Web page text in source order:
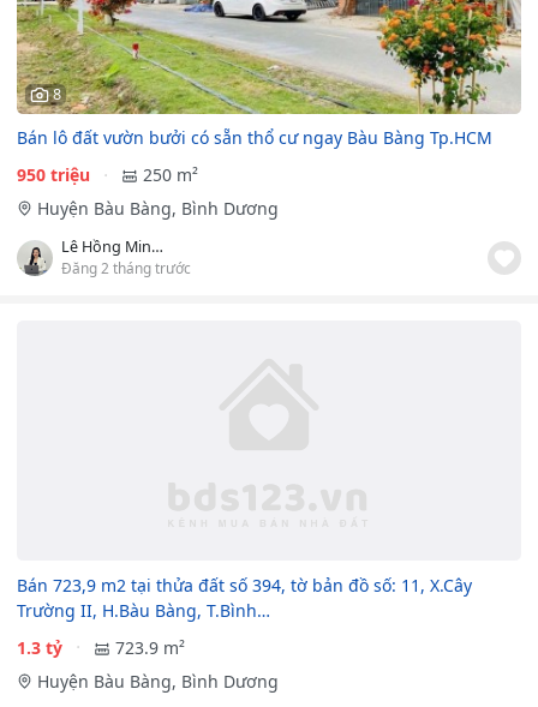
8
Bán lô đất vườn bưởi có sẵn thổ cư ngay Bàu Bàng Tp.HCM
950 triệu
250 m²
Huyện Bàu Bàng, Bình Dương
Lê Hồng Minh Tuyết
Đăng 2 tháng trước
Bán 723,9 m2 tại thửa đất số 394, tờ bản đồ số: 11, X.Cây
Trường II, H.Bàu Bàng, T.Bình…
1.3 tỷ
723.9 m²
Huyện Bàu Bàng, Bình Dương